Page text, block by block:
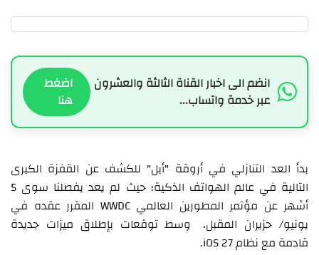
انضم الى اخبار القناة الثالثة والعشرون
عبر خدمة واتساب...
اضغط
هنا
بدأ العد التنازلي في أروقة "أبل" للكشف عن القفزة الكبرى
التالية في عالم الهواتف الذكية؛ حيث لم يعد يفصلنا سوى 5
أشهر عن مؤتمر المطورين العالمي WWDC المقرر عقده في
يونيو/ حزيران المقبل، وسط توقعات بإطلاق ميزات جديدة
قادمة مع نظام iOS 27.